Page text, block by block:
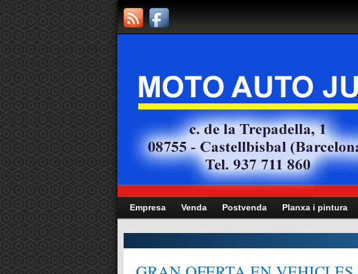
Empresa Venda Postvenda Planxa i pintura